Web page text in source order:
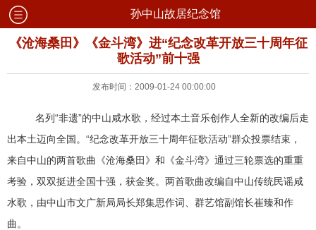
孙中山故居纪念馆
《沧海桑田》《金斗湾》进“纪念改革开放三十周年征
歌活动”前十强
发布时间：2009-01-24 00:00:00
名列“非遗”的中山咸水歌，经过本土音乐创作人全新的改编后走
出本土迈向全国。“纪念改革开放三十周年征歌活动”群众投票结束，
来自中山的两首歌曲《沧海桑田》和《金斗湾》通过三轮票选的重重
考验，双双挺进全国十强，获金奖。两首歌曲改编自中山传统民谣咸
水歌，由中山市文广新局局长郑集思作词、群艺馆副馆长崔臻和作
曲。